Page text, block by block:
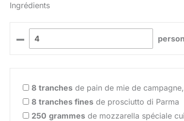
Ingrédients
–
8 tranches de pain de mie de
8 tranches fines de prosciutto di Parma
250 grammes de mozzarella spéciale